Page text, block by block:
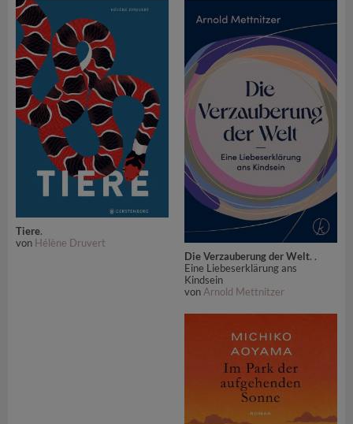
Tiere.
von Hélène Druvert
Die Verzauberung der Welt. .
Eine Liebeserklärung ans
Kindsein
vonArnold Mettnitzer